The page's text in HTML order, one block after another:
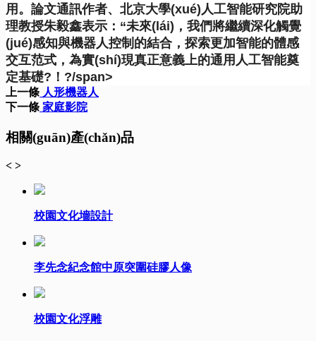
用。論文通訊作者、北京大學(xué)人工智能研究院助
理教授朱毅鑫表示：“未來(lái)，我們將繼續深化觸覺
(jué)感知與機器人控制的結合，探索更加智能的體感
交互范式，為實(shí)現真正意義上的通用人工智能奠
定基礎?！?/span>
上一條 人形機器人
下一條 家庭影院
相關(guān)產(chǎn)品
< >
校園文化墻設計
李先念紀念館中原突圍硅膠人像
校園文化浮雕